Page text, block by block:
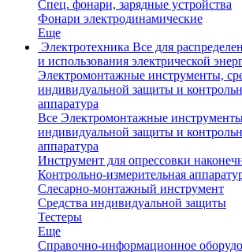
Спец. фонари, зарядные устройства
Фонари электродинамические
Еще
Электротехника Все для
и использования электрической
Электромонтажные инструменты,
индивидуальной защиты и
аппаратура
Все Электромонтажные
индивидуальной защиты и
аппаратура
Инструмент для опрессовки
Контрольно-измерительная
Слесарно-монтажный инструмент
Средства индивидуальной защиты
Тестеры
Еще
Справочно-информационное